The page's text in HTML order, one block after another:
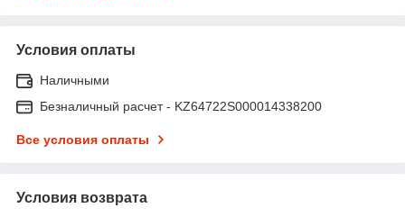
Условия оплаты
Наличными
Безналичный расчет - KZ64722S000014338200
Все условия оплаты
Условия возврата